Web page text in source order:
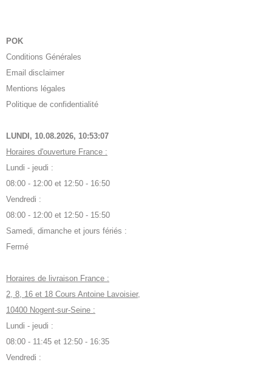
POK
Conditions Générales
Email disclaimer
Mentions légales
Politique de confidentialité
LUNDI, 10.08.2026, 10:53:08
Horaires d'ouverture France :
Lundi - jeudi :
08:00 - 12:00 et 12:50 - 16:50
Vendredi :
08:00 - 12:00 et 12:50 - 15:50
Samedi, dimanche et jours fériés :
Fermé
Horaires de livraison France :
2, 8, 16 et 18 Cours Antoine Lavoisier,
10400 Nogent-sur-Seine :
Lundi - jeudi :
08:00 - 11:45 et 12:50 - 16:35
Vendredi :